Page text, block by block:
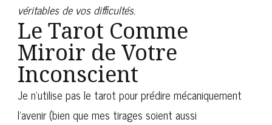
véritables de vos difficultés.
Le Tarot Comme
Miroir de Votre
Inconscient
Je n’utilise pas le tarot pour prédire mécaniquement
l’avenir (bien que mes tirages soient aussi